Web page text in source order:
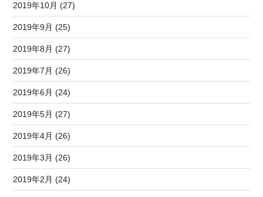
2019年10月 (27)
2019年9月 (25)
2019年8月 (27)
2019年7月 (26)
2019年6月 (24)
2019年5月 (27)
2019年4月 (26)
2019年3月 (26)
2019年2月 (24)